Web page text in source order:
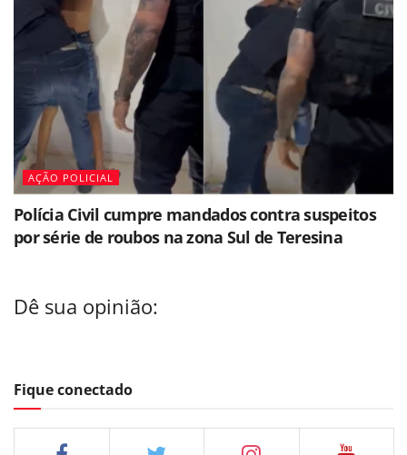
AÇÃO POLICIAL
Polícia Civil cumpre mandados contra suspeitos
por série de roubos na zona Sul de Teresina
Dê sua opinião:
Fique conectado